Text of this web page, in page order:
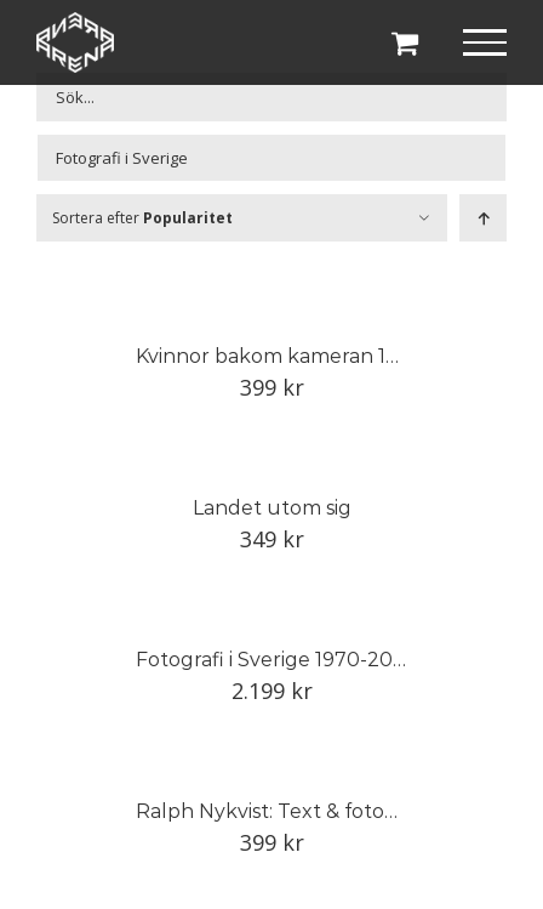
Fortsätt
innehållet
Sortera efter Popularitet
Kvinnor bakom kameran 1848–1968
399 kr
Landet utom sig
349 kr
Fotografi i Sverige 1970-2014, del II
2.199 kr
Ralph Nykvist: Text & fotografi
399 kr